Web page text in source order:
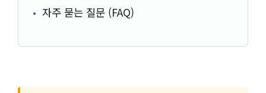
자주 묻는 질문 (FAQ)